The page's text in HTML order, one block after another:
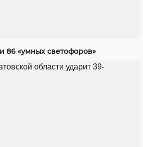
86 «умных светофоров»